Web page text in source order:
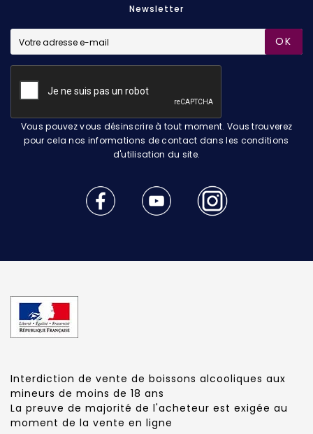
Newsletter
OK
Vous pouvez vous désinscrire à tout moment. Vous trouverez
pour cela nos informations de contact dans les conditions
d'utilisation du site.
Interdiction de vente de boissons alcooliques aux
mineurs de moins de 18 ans
La preuve de majorité de l'acheteur est exigée au
moment de la vente en ligne